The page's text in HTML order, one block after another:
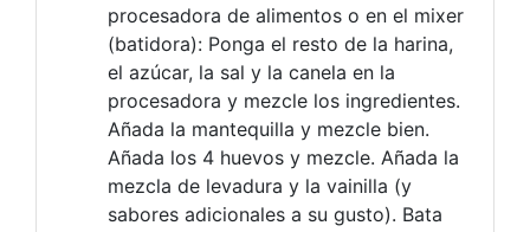
procesadora de alimentos o en el mixer
(batidora): Ponga el resto de la harina,
el azúcar, la sal y la canela en la
procesadora y mezcle los ingredientes.
Añada la mantequilla y mezcle bien.
Añada los 4 huevos y mezcle. Añada la
mezcla de levadura y la vainilla (y
sabores adicionales a su gusto). Bata